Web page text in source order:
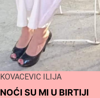
KOVACEVIC ILIJA
NOĆI SU MI U BIRTIJI